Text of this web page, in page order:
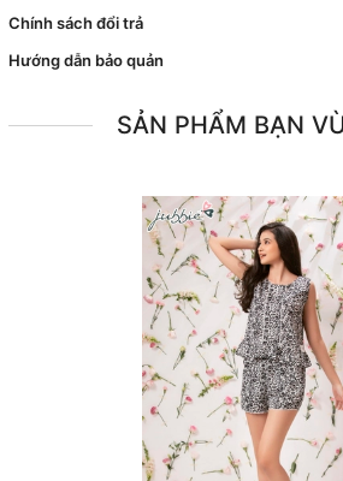
Chính sách đổi trả
Hướng dẫn bảo quản
SẢN PHẨM BẠN